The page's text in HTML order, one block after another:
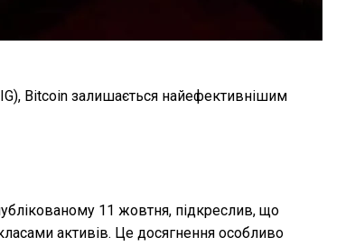
Bitcoin залишається найефективнішим
11 жовтня, підкреслив, що
активів. Це досягнення особливо